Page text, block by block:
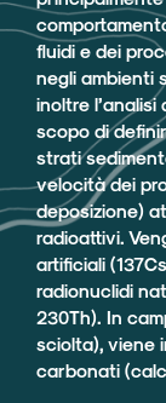
fluidi e dei
negli ambienti
inoltre
scopo di
strati
velocità dei
deposizione)
radioattivi.
artificiali
radionuclidi
230Th). In
sciolta), viene
carbonati